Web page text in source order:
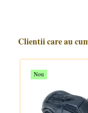
Clientii care au
Nou